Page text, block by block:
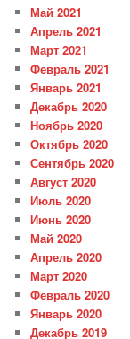
Май 2021
Апрель 2021
Март 2021
Февраль 2021
Январь 2021
Декабрь 2020
Ноябрь 2020
Октябрь 2020
Сентябрь 2020
Август 2020
Июль 2020
Июнь 2020
Май 2020
Апрель 2020
Март 2020
Февраль 2020
Январь 2020
Декабрь 2019